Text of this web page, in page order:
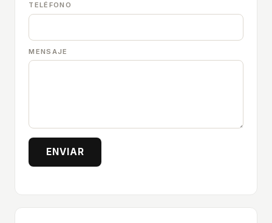
TELÉFONO
MENSAJE
ENVIAR